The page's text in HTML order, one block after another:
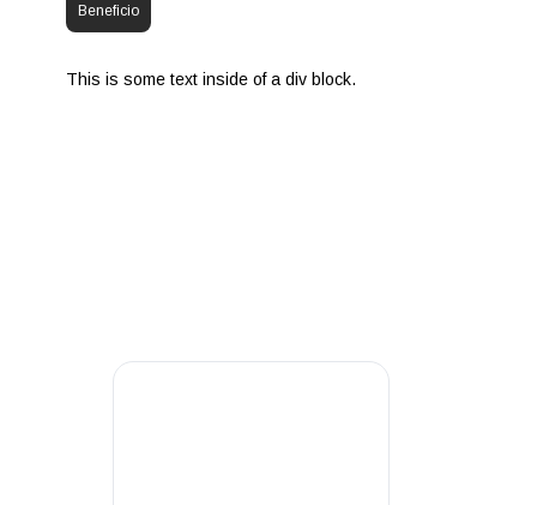
Beneficio
This is some text inside of a div block.